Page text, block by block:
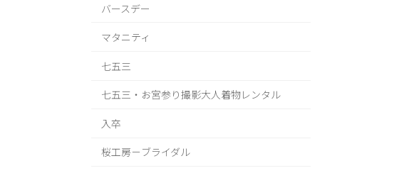
バースデー
マタニティ
七五三
七五三・お宮参り撮影大人着物レンタル
入卒
桜工房－ブライダル